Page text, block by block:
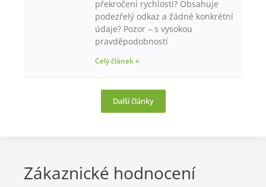
překročení rychlosti? Obsahuje
podezřelý odkaz a žádné konkrétní
údaje? Pozor – s vysokou
pravděpodobností
Celý článek »
Další články
Zákaznické hodnocení